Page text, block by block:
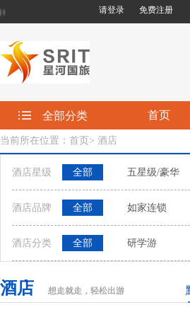
欢迎您来到星河国际旅行社
请登录 免费注册
全部分类 首页
当前所在位置：首页 > 酒店
酒店星级 全部 五星级/豪华
酒店品牌 全部 如家连锁
酒店分类 全部 研学游
酒店 想走就走，轻松出游